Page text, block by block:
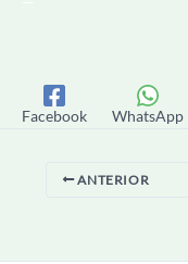
Facebook WhatsApp
ANTERIOR